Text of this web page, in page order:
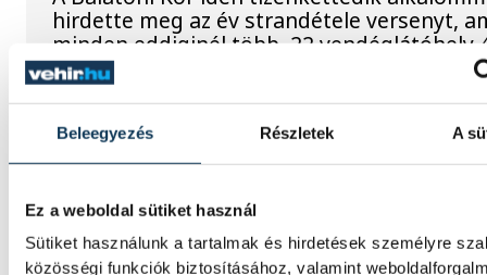
Beleegyezés Részletek A
Ez a weboldal sütiket használ
Sütiket használunk a tartalmak és hirdetések személyre
közösségi funkciók biztosításához, valamint
hirdette meg az év strandétele versenyt,
minden eddiginél több, 22 vendéglátóhely
étellel indult. Egy fonyódi hely nyert...
Meglepték az elemzőket a
Hatalmas meglepetésként értékelték az
júliusi, 1,2 százalékos inflációs adatot.